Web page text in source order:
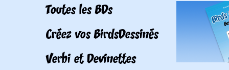
Toutes les BDs
Créez vos BirdsDessinés
Verbi et Devinettes